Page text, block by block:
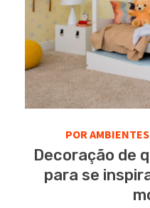
POR AMBIENTES
Decoração de
para se